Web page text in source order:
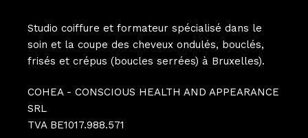
Studio coiffure et formateur spécialisé dans le
soin et la coupe des cheveux ondulés, bouclés,
frisés et crépus (boucles serrées) à Bruxelles).
COHEA - CONSCIOUS HEALTH AND APPEARANCE
SRL
TVA BE1017.988.571